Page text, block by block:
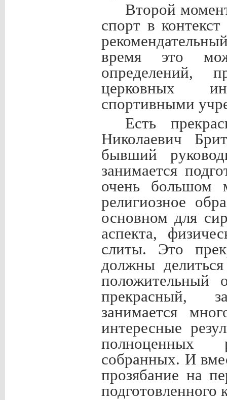
Второй
спорт в
время это
определений,
церковных
спортивными
Есть
Николаевич
бывший
занимается
очень большом
религиозное
основном для
аспекта,
слиты. Это
должны
положительный
прекрасный,
занимается
интересные
полноценных
собранных. И
прозябание на
подготовленного